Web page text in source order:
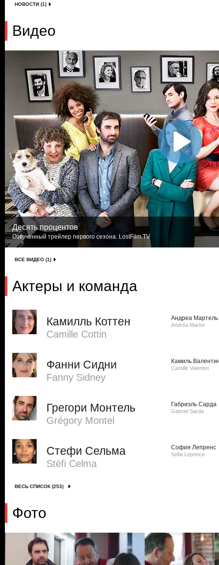
НОВОСТИ (1)
Видео
Десять процентов
Озвученный трейлер первого сезона. LostFilm.TV
ВСЕ ВИДЕО (1)
Актеры и команда
Камилль Коттен
Camille Cottin
Андреа Мартель
Andréa Martel
Фанни Сидни
Fanny Sidney
Камиль
Camille Valentini
Грегори Монтель
Grégory Montel
Габриэль Сарда
Gabriel Sarda
Стефи Сельма
Stéfi Celma
София Лепренс
Sofia Leprince
ВЕСЬ СПИСОК (253)
Фото